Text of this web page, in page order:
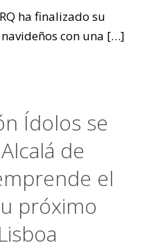
ha finalizado su
con una […]
Ídolos se
de
el
próximo